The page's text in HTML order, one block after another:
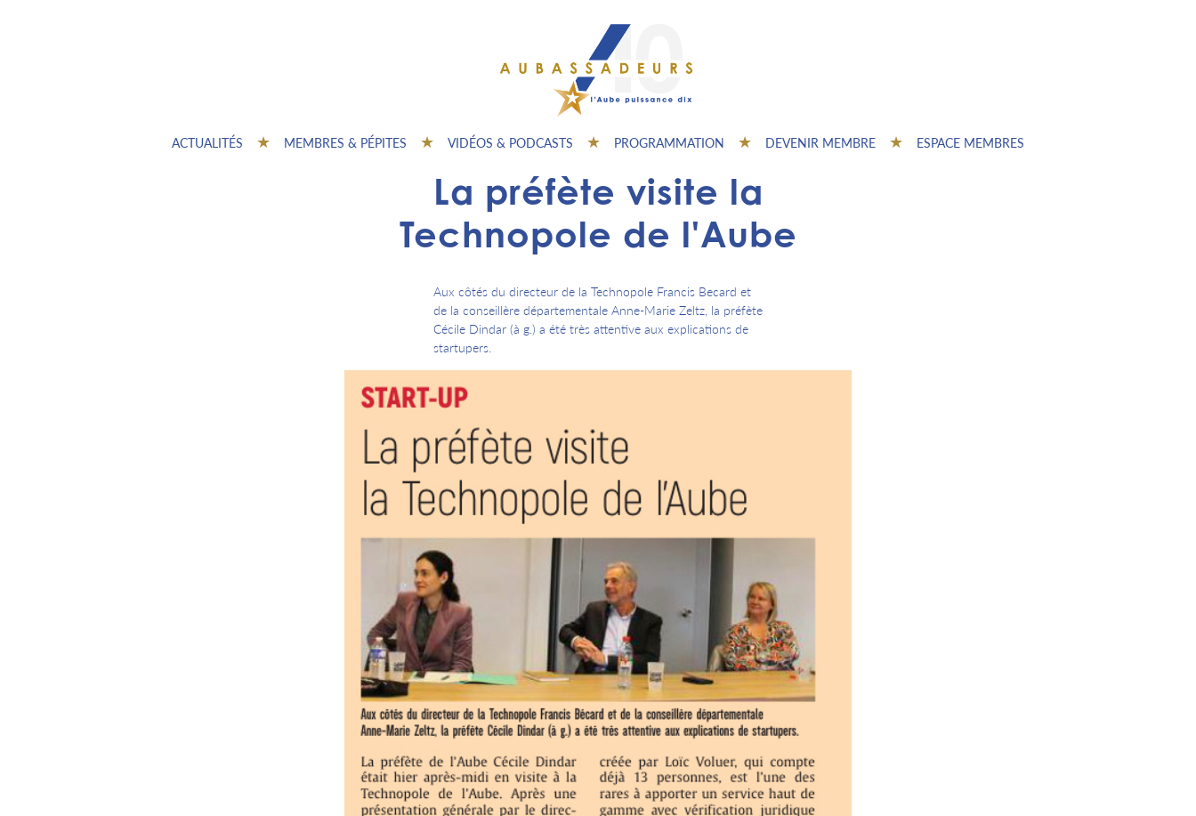
ACTUALITÉS MEMBRES & PÉPITES VIDÉOS & PODCASTS PROGRAMMATION DEVENIR MEMBRE ESPACE MEMBRES
La préfète visite la
Technopole de l'Aube
Aux côtés du directeur de la Technopole Francis Becard et
de la conseillère départementale Anne-Marie Zeltz, la préfète
Cécile Dindar (à g.) a été très attentive aux explications de
startupers.